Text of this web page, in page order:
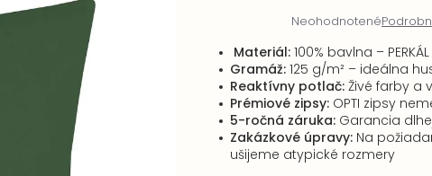
hodnotenie
produktu
0,0
hviezdičiek.
Neohodnotené
Materiál: 100% bavlna – PERKÁL
Gramáž: 125 g/m² – ideálna
Reaktívny potlač: Živé farby a
Prémiové zipsy: OPTI zipsy
5-ročná záruka: Garancia
Zakázkové úpravy: Na
ušijeme atypické rozmery